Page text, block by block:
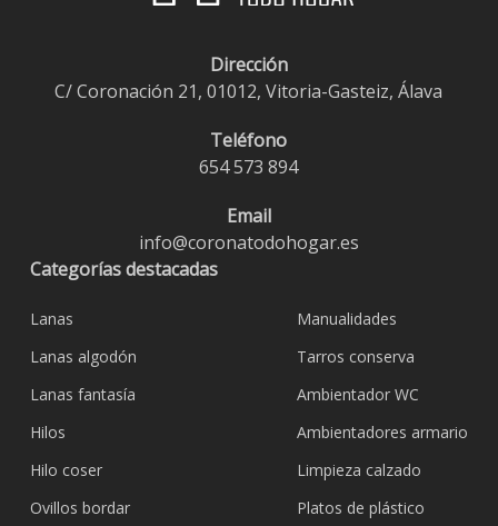
Dirección
C/ Coronación 21, 01012, Vitoria-Gasteiz, Álava
Teléfono
654 573 894
Email
info@coronatodohogar.es
Categorías destacadas
Lanas
Lanas algodón
Lanas fantasía
Hilos
Hilo coser
Ovillos bordar
Manualidades
Tarros conserva
Ambientador WC
Ambientadores armario
Limpieza calzado
Platos de plástico